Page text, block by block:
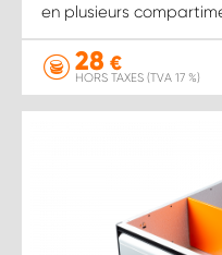
en plusieurs
28 €
HORS TAXES (TVA 17 %)